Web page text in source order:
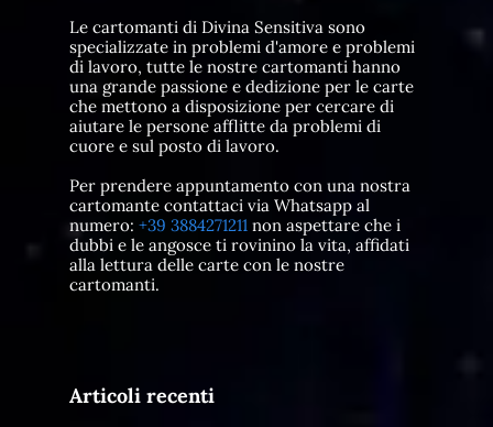
Le cartomanti di Divina Sensitiva sono
specializzate in problemi d'amore e problemi
di lavoro, tutte le nostre cartomanti hanno
una grande passione e dedizione per le carte
che mettono a disposizione per cercare di
aiutare le persone afflitte da problemi di
cuore e sul posto di lavoro.
Per prendere appuntamento con una nostra
cartomante contattaci via Whatsapp al
numero: +39 3884271211non aspettare che i
dubbi e le angosce ti rovinino la vita, affidati
alla lettura delle carte con le nostre
cartomanti.
Articoli recenti